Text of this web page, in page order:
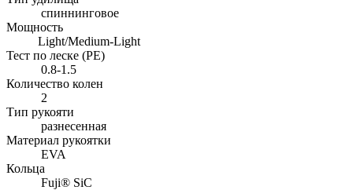
спиннинговое
Мощность
Light/Medium-Light
Тест по леске (PE)
0.8-1.5
Количество колен
2
Тип рукояти
разнесенная
Материал рукоятки
EVA
Кольца
Fuji® SiC